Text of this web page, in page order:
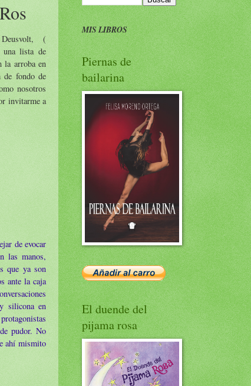
(
lista de
arroba en
de fondo de
nosotros
invitarme a
de evocar
las manos,
que ya son
ante la caja
silicona en
pudor. No
ahí mismito
MIS LIBROS
Piernas de
bailarina
El duende del
pijama rosa